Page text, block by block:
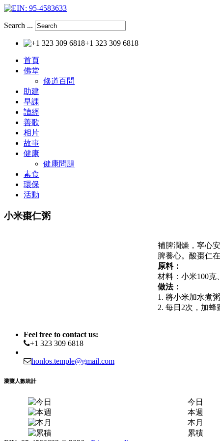
Search ...
+1 323 309 6818
首頁
佛堂
修道百問
助建
早課
讀經
善歌
相片
故事
健康
健康問題
素食
環保
活動
小米棗仁粥
補脾潤燥，寧心
脾養心。酸棗仁
原料：
材料：小米100克
做法：
1. 將小米加水煮
2. 每日2次，加蜂
Feel free to contact us:
+1 323 309 6818
honlos.temple@gmail.com
瀏覽人數統計
今日
本週
本月
累積